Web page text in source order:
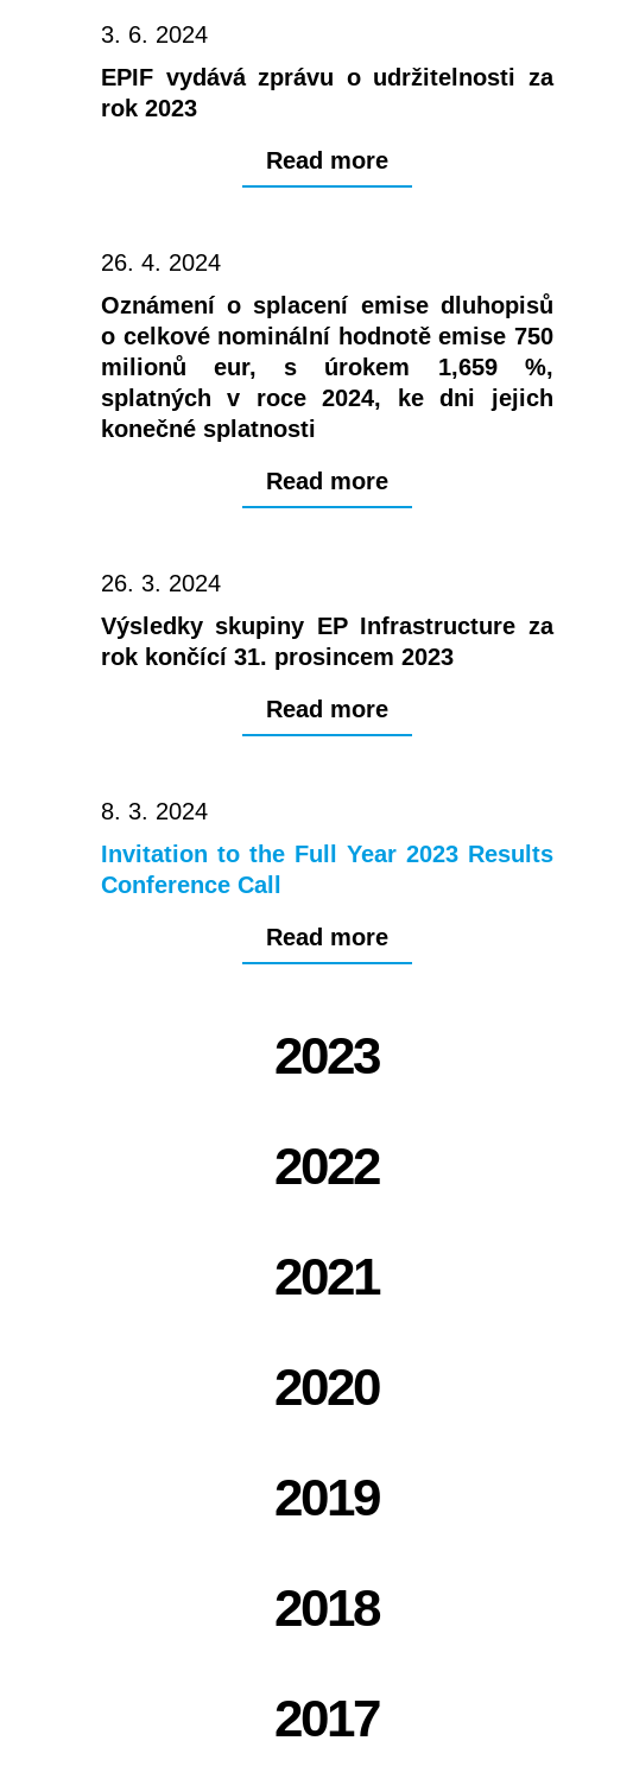
3. 6. 2024
EPIF vydává zprávu o udržitelnosti za
rok 2023
Read more
26. 4. 2024
Oznámení o splacení emise dluhopisů
o celkové nominální hodnotě emise 750
milionů eur, s úrokem 1,659 %,
splatných v roce 2024, ke dni jejich
konečné splatnosti
Read more
26. 3. 2024
Výsledky skupiny EP Infrastructure za
rok končící 31. prosincem 2023
Read more
8. 3. 2024
Invitation to the Full Year 2023 Results
Conference Call
Read more
2023
2022
2021
2020
2019
2018
2017